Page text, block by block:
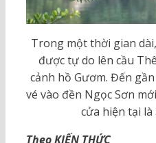
Trong một thời gian
được tự do lên cầu
cảnh hồ Gươm. Đến
vé vào đền Ngọc Sơn
cửa hiện tại
Theo KIẾN THỨC